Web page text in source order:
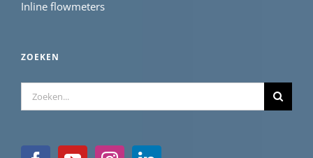
Inline flowmeters
ZOEKEN
Zoeken
naar: